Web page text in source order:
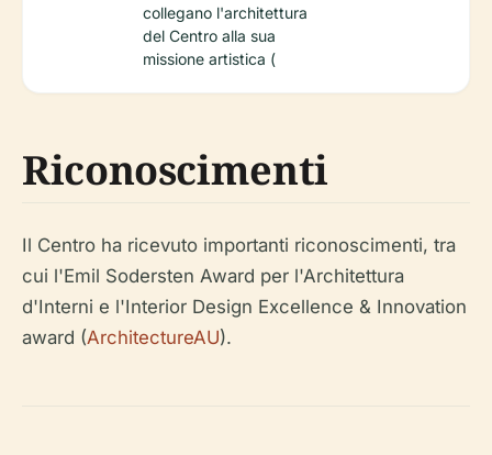
collegano l'architettura
del Centro alla sua
missione artistica (
Riconoscimenti
Il Centro ha ricevuto importanti riconoscimenti, tra
cui l'Emil Sodersten Award per l'Architettura
d'Interni e l'Interior Design Excellence & Innovation
award (ArchitectureAU).